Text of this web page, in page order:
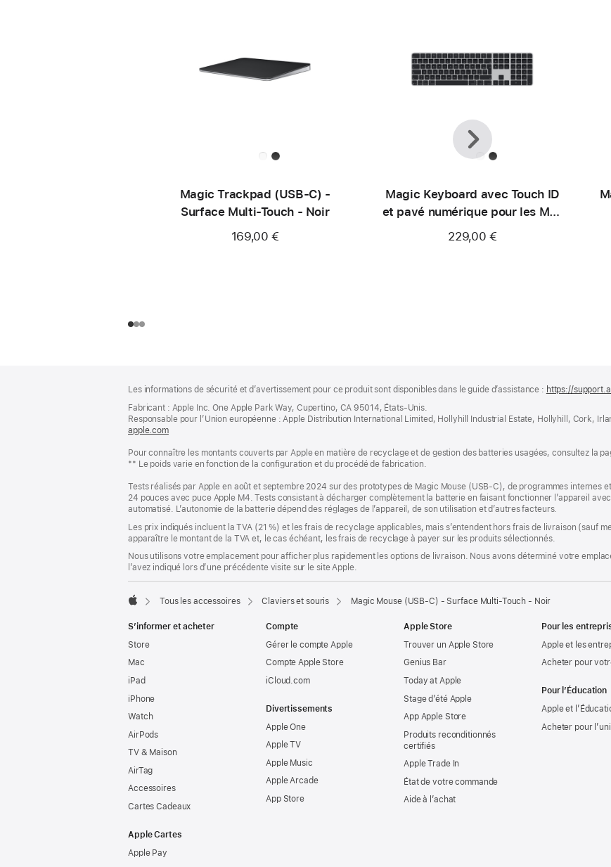
Magic Trackpad (USB‑C) -
Surface Multi-Touch - Noir
169,00 €
Magic Keyboard avec Touch ID
et pavé numérique pour les Mac
avec puce Apple (USB‑C) -
Français - Touches noires
229,00 €
Précédent
Suivant
de
page
de
bas
de
page
Les informations de sécurité et d’avertissement pour ce produit sont disponibles dans le guide d’assistance : https://
Fabricant : Apple Inc. One Apple Park Way, Cupertino, CA 95014, États-Unis.
Responsable pour l’Union européenne : Apple Distribution International Limited, Hollyhill Industrial Estate, Hollyhill, Cork,
apple.com(s’ouvre
une
nouvelle
Pour connaître les montants couverts par Apple en matière de recyclage et de gestion des batteries usagées, consultez la
** Le poids varie en fonction de la configuration et du procédé de fabrication.
Tests réalisés par Apple en août et septembre 2024 sur des prototypes de Magic Mouse (USB-C), de programmes internes
24 pouces avec puce Apple M4. Tests consistant à décharger complètement la batterie en faisant fonctionner l’appareil
automatisé. L’autonomie de la batterie dépend des réglages de l’appareil, de son utilisation et d’autres facteurs.
Les prix indiqués incluent la TVA (21 %) et les frais de recyclage applicables, mais s’entendent hors frais de livraison (sauf
apparaître le montant de la TVA et, le cas échéant, les frais de recyclage à payer sur les produits sélectionnés.
Nous utilisons votre emplacement pour afficher plus rapidement les options de livraison. Nous avons déterminé votre
l’avez indiqué lors d’une précédente visite sur le site Apple.
Tous les accessoires Claviers et souris Magic Mouse (USB‑C) - Surface Multi-Touch - Noir
S’informer et acheter
Store
Mac
iPad
iPhone
Watch
AirPods
TV & Maison
AirTag
Accessoires
Cartes Cadeaux
Apple Cartes
Apple Pay
Compte
Gérer le compte Apple
Compte Apple Store
iCloud.com
Divertissements
Apple One
Apple TV
Apple Music
Apple Arcade
App Store
Apple Store
Trouver un Apple Store
Genius Bar
Today at Apple
Stage d’été Apple
App Apple Store
Produits reconditionnés
certifiés
Apple Trade In
État de votre commande
Aide à l’achat
Pour les
Apple et les
Acheter pour
Pour l’Éducation
Apple et
Acheter pour